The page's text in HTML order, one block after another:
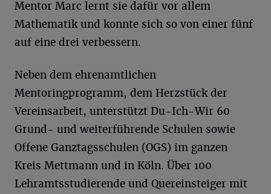
Mentor Marc lernt sie dafür vor allem
Mathematik und konnte sich so von einer fünf
auf eine drei verbessern.
Neben dem ehrenamtlichen
Mentoringprogramm, dem Herzstück der
Vereinsarbeit, unterstützt Du-Ich-Wir 60
Grund- und weiterführende Schulen sowie
Offene Ganztagsschulen (OGS) im ganzen
Kreis Mettmann und in Köln. Über 100
Lehramtsstudierende und Quereinsteiger mit